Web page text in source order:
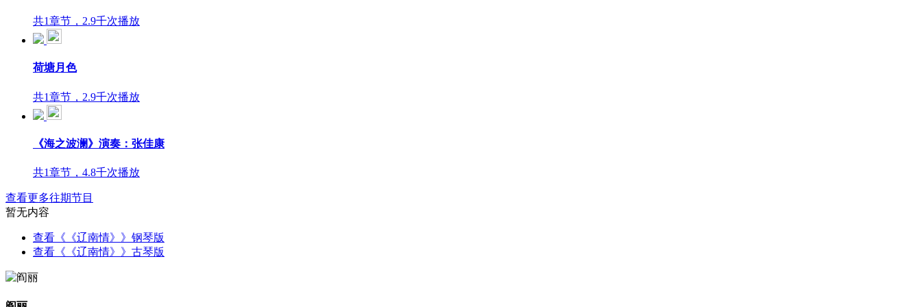
共1章节，2.9千次播放
荷塘月色
共1章节，2.9千次播放
《海之波澜》演奏：张佳康
共1章节，4.8千次播放
查看更多往期节目
暂无内容
查看《《辽南情》》钢琴版
查看《《辽南情》》古琴版